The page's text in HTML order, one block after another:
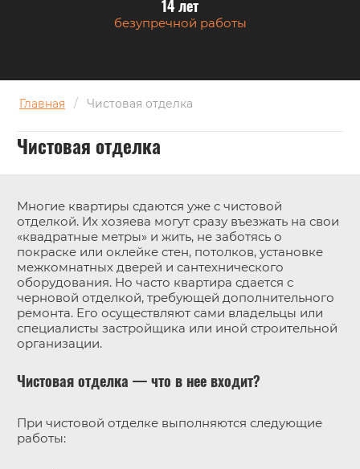
14 лет
безупречной работы
Главная / Чистовая отделка
Чистовая отделка
Многие квартиры сдаются уже с чистовой
отделкой. Их хозяева могут сразу въезжать на свои
«квадратные метры» и жить, не заботясь о
покраске или оклейке стен, потолков, установке
межкомнатных дверей и сантехнического
оборудования. Но часто квартира сдается с
черновой отделкой, требующей дополнительного
ремонта. Его осуществляют сами владельцы или
специалисты застройщика или иной строительной
организации.
Чистовая отделка — что в нее входит?
При чистовой отделке выполняются следующие
работы: